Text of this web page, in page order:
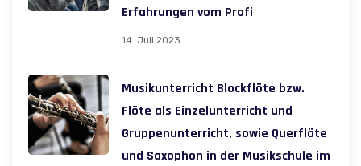
Erfahrungen vom Profi
14. Juli 2023
Musikunterricht Blockflöte bzw.
Flöte als Einzelunterricht und
Gruppenunterricht, sowie Querflöte
und Saxophon in der Musikschule im